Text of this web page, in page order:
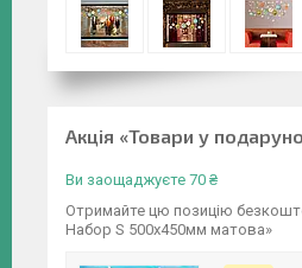
Акція «Товари у
Ви заощаджуєте 70 ₴
Отримайте цю позицію
Набор S 500x450мм матова»